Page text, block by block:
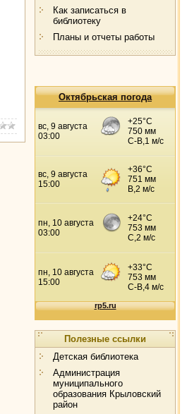
Как записаться в
библиотеку
Планы и отчеты работы
Октябрьская погода
Полезные ссылки
Детская библиотека
Администрация
муниципального
образования Крыловский
район